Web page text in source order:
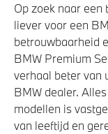
Op zoek naar een
liever voor een
betrouwbaarheid
BMW Premium
verhaal beter van
BMW dealer.
modellen is
van leeftijd en